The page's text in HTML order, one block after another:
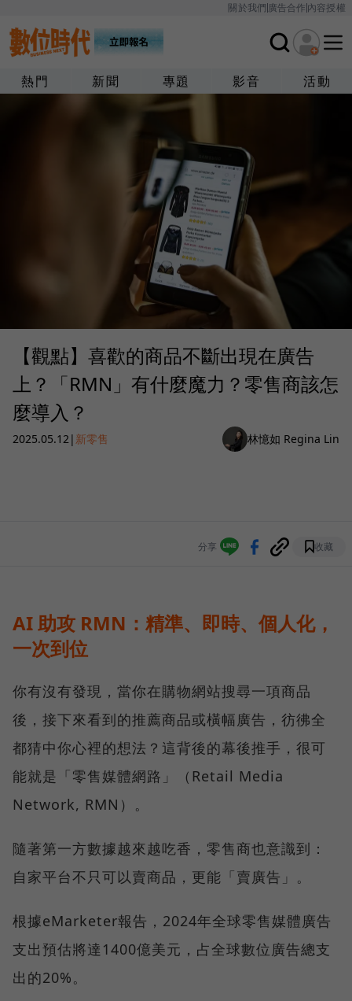
關於我們廣告合作內容授權
熱門 新聞 專題 影音 活動
【觀點】喜歡的商品不斷出現在廣告
上？「RMN」有什麼魔力？零售商該怎
麼導入？
2025.05.12| 新零售 林憶如 Regina Lin
分享 收藏
AI 助攻 RMN：精準、即時、個人化，
一次到位
你有沒有發現，當你在購物網站搜尋一項商品
後，接下來看到的推薦商品或橫幅廣告，彷彿全
都猜中你心裡的想法？這背後的幕後推手，很可
能就是「零售媒體網路」（Retail Media
Network, RMN）。
隨著第一方數據越來越吃香，零售商也意識到：
自家平台不只可以賣商品，更能「賣廣告」。
根據eMarketer報告，2024年全球零售媒體廣告
支出預估將達1400億美元，占全球數位廣告總支
出的20%。